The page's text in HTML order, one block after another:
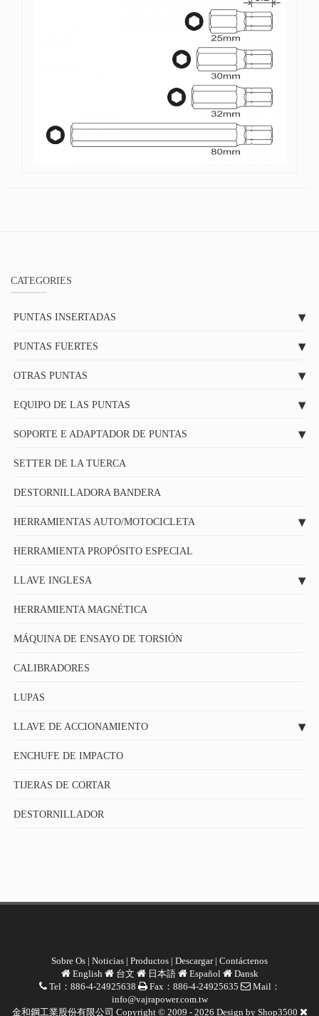
CATEGORIES
PUNTAS INSERTADAS
PUNTAS FUERTES
OTRAS PUNTAS
EQUIPO DE LAS PUNTAS
SOPORTE E ADAPTADOR DE PUNTAS
SETTER DE LA TUERCA
DESTORNILLADORA BANDERA
HERRAMIENTAS AUTO/MOTOCICLETA
HERRAMIENTA PROPÓSITO ESPECIAL
LLAVE INGLESA
HERRAMIENTA MAGNÉTICA
MÁQUINA DE ENSAYO DE TORSIÓN
CALIBRADORES
LUPAS
LLAVE DE ACCIONAMIENTO
ENCHUFE DE IMPACTO
TIJERAS DE CORTAR
DESTORNILLADOR
Sobre Os | Noticias | Productos | Descargar| Contáctenos
English
台文 日本語 Español
Dansk
Tel：886-4-24925638
Fax：886-4-24925635
Mail：
info@vajrapower.com.tw
金和鋼工業股份有限公司 Copyright © 2009 - 2026 Design by Shop3500